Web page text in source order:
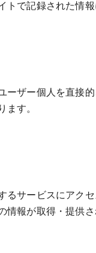
トで記録された情
ーザー個人を直接
ます。
るサービスにアク
情報が取得・提供さ